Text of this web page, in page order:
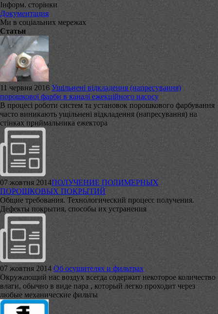
Інформ. сторінки
Документация
Ми в соціальних мережах
Статьи
11 червня 2016 Ущільнені відкладення (напресування)
порошкової фарби в каналі ежекційного насосу
В процесі роботи систем та установок порошкового фарбування
часто виникають ущільнені відкладення (напресування) на
стінках приймальника ежектора
07 жовтня 2014​ПОЛУЧЕНИЕ ПОЛИМЕРНЫХ
ПОРОШКОВЫХ ПОКРЫТИЙ
Общие требования. Технологический процесс получения.
Дефекты покрытия, способы их устранения
07 жовтня 2014 Об осушителях и фильтрах
Окружающий нас воздух всегда содержит некоторое количество
влаги, обычно в виде пара , который легко проходит через
любые механические фильты